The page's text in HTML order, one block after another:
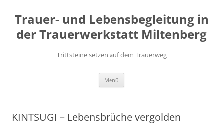
springen
Trauer- und Lebensbegleitung in
der Trauerwerkstatt Miltenberg
Trittsteine setzen auf dem Trauerweg
Menü
KINTSUGI – Lebensbrüche vergolden